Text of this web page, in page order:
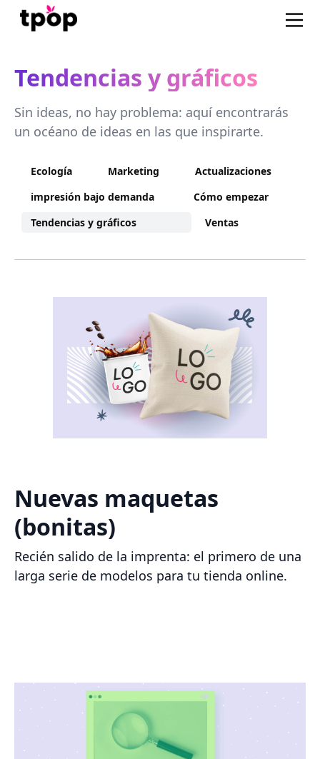
Tendencias y gráficos
Sin ideas, no hay problema: aquí encontrarás
un océano de ideas en las que inspirarte.
Ecología Marketing
Actualizaciones
impresión bajo demanda
Cómo empezar
Tendencias y gráficos
Ventas
Nuevas maquetas
(bonitas)
Recién salido de la imprenta: el primero de una
larga serie de modelos para tu tienda online.